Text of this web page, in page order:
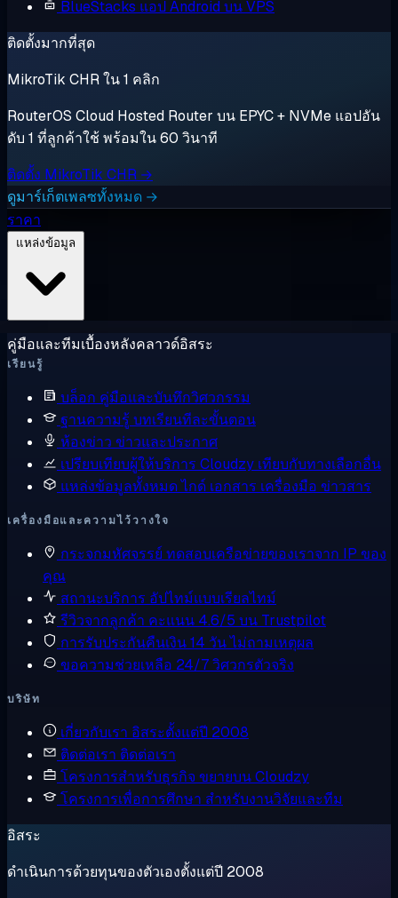
BlueStacks แอป Android บน VPS
ติดตั้งมากที่สุด
MikroTik CHR ใน 1 คลิก
RouterOS Cloud Hosted Router บน EPYC + NVMe แอปอัน
ดับ 1 ที่ลูกค้าใช้ พร้อมใน 60 วินาที
ติดตั้ง MikroTik CHR →
ดูมาร์เก็ตเพลซทั้งหมด →
ราคา
คู่มือและทีมเบื้องหลังคลาวด์อิสระ
เรียนรู้
บล็อก คู่มือและบันทึกวิศวกรรม
ฐานความรู้ บทเรียนทีละขั้นตอน
ห้องข่าว ข่าวและประกาศ
เปรียบเทียบผู้ให้บริการ Cloudzy เทียบกับทางเลือกอื่น
แหล่งข้อมูลทั้งหมดไกด์ เอกสาร เครื่องมือ ข่าวสาร
เครื่องมือและความไว้วางใจ
กระจกมหัศจรรย์ ทดสอบเครือข่ายของเราจาก IP ของ
คุณ
สถานะบริการ อัปไทม์แบบเรียลไทม์
รีวิวจากลูกค้า คะแนน 4.6/5 บน Trustpilot
การรับประกันคืนเงิน14 วัน ไม่ถามเหตุผล
ขอความช่วยเหลือ 24/7 วิศวกรตัวจริง
บริษัท
เกี่ยวกับเรา อิสระตั้งแต่ปี 2008
ติดต่อเรา ติดต่อเรา
โครงการสำหรับธุรกิจ ขยายบน Cloudzy
โครงการเพื่อการศึกษา สำหรับงานวิจัยและทีม
อิสระ
ดำเนินการด้วยทุนของตัวเองตั้งแต่ปี 2008